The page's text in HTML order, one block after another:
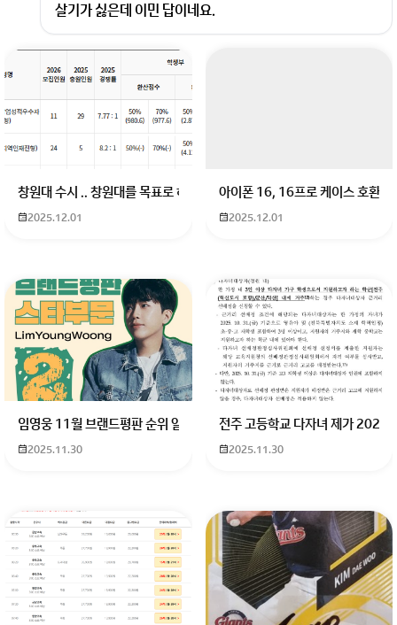
살기가 싫은데 이민 답이네요.
지금 정권 탄핵 나오니까 저는 한국에 살기가 싫은데 이민 답
이네요. 이러다가 안보 위협하고 경제도 망하고 국민들 정신
안좋고 하니까 한국은 정말 싫어요.
기 싫으면 이민 가시면 됩니다.
회원가입 혹은 광고 [X]를 누르면 내용이 보입니다
창원대 수시 .. 창원대를 목표로 하고 있는 09년생입니다 지금 제 내신이 5
2025.12.01
아이폰 16, 16프로 케이스 호환
2025.12.01
임영웅 11월 브랜드평판 순위 알고싶어요 임영웅 11월 브랜드평판에서
2025.11.30
전주 고등학교 다자녀 제가 2027
2025.11.30